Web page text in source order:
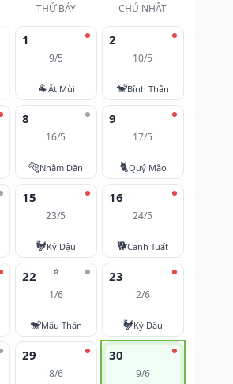
THỨ BẢY CHỦ NHẬT
1
9/5
🐐Ất Mùi
2
10/5
🐒Bính Thân
8
16/5
🐅Nhâm Dần
9
17/5
🐈Quý Mão
15
23/5
🐓Kỷ Dậu
16
24/5
🐕Canh Tuất
⭐
22
1/6
🐒Mậu Thân
23
2/6
🐓Kỷ Dậu
29
8/6
30
9/6